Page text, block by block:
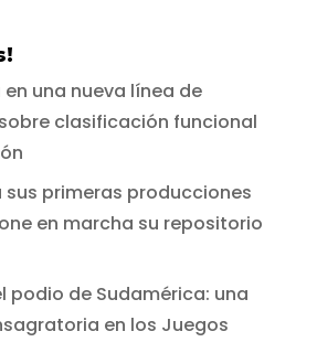
en una nueva línea de
clasificación funcional
sus primeras producciones
en marcha su repositorio
podio de Sudamérica: una
en los Juegos